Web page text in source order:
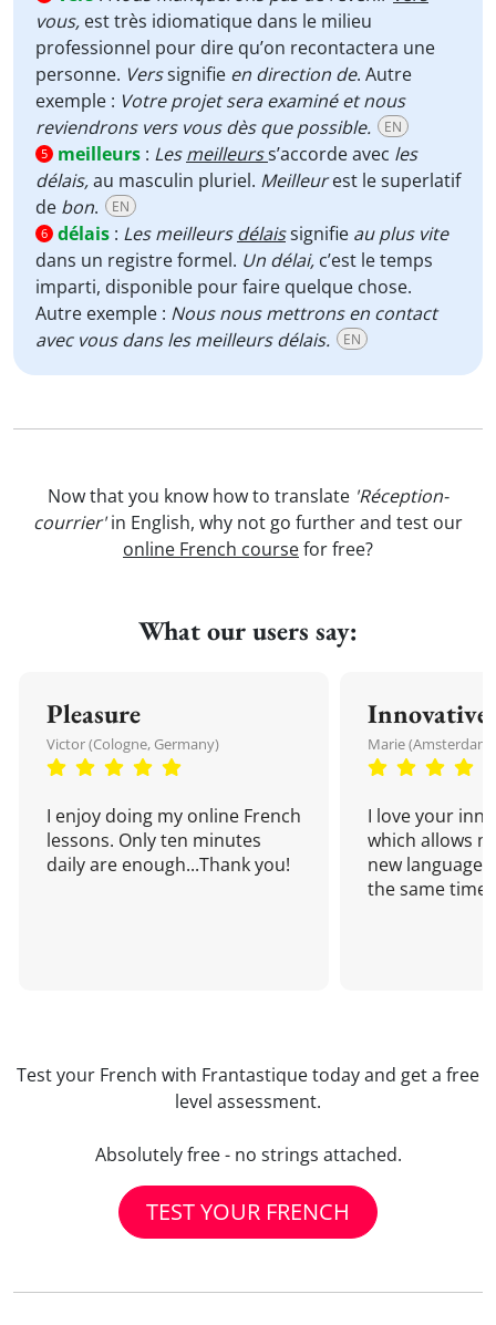
vous, est très idiomatique dans le milieu
professionnel pour dire qu’on recontactera une
personne. Verssignifie en direction de. Autre
exemple : Votre projet sera examiné et nous
reviendrons vers vous dès que possible.
EN
5 meilleurs : Lesmeilleurss’accorde avec les
délais,au masculin pluriel. Meilleurest le superlatif
de bon. EN
6 délais : Les meilleursdélaissignifie au plus vite
dans un registre formel. Un délai, c’est le temps
imparti, disponible pour faire quelque chose.
Autre exemple : Nous nous mettrons en contact
avec vous dans les meilleurs délais.
EN
Now that you know how to translate 'Réception-
courrier'in English, why not go further and test our
online French coursefor free?
What our users say:
Pleasure
Victor (Cologne, Germany)
I enjoy doing my online French
lessons. Only ten minutes
daily are enough...Thank you!
Innovative
Marie
I love your
which allows
new language
the same time!
Test your French with Frantastique today and get a free
level assessment.
Absolutely free - no strings attached.
TEST YOUR FRENCH